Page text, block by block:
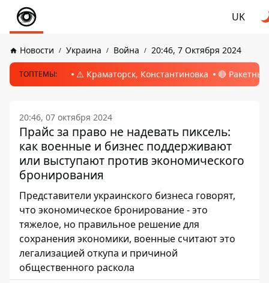
UK
Новости Украина Война 20:46, 7 Октября 2024
ТОПТЕМЫ: ⚠️ Краматорск, Константиновка 🔴
20:46, 07 октября 2024
Прайс за право не надевать пиксель:
как военные и бизнес поддерживают
или выступают против экономического
бронирования
Представители украинского бизнеса говорят,
что экономическое бронирование - это
тяжелое, но правильное решение для
сохранения экономики, военные считают это
легализацией откупа и причиной
общественного раскола